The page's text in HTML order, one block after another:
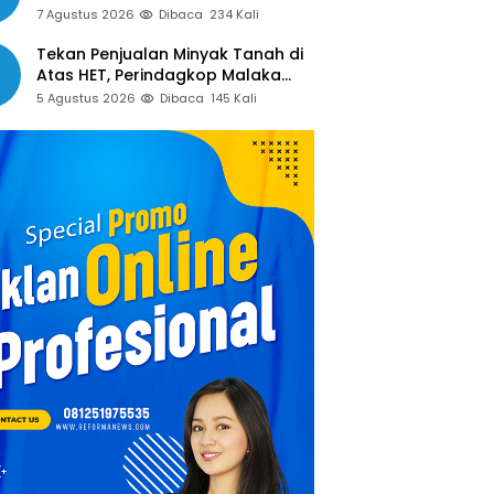
Gelar Rapat Mendadak, Guru
Belum Dibayar
7 Agustus 2026 Dibaca 234 Kali
Tekan Penjualan Minyak Tanah di
Atas HET, Perindagkop Malaka
Siapkan Spanduk dan Nomor
5 Agustus 2026 Dibaca 145 Kali